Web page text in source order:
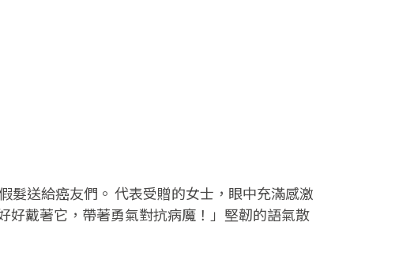
髮送給癌友們。 代表受贈的女士，眼中充滿感激
好戴著它，帶著勇氣對抗病魔！」堅韌的語氣散